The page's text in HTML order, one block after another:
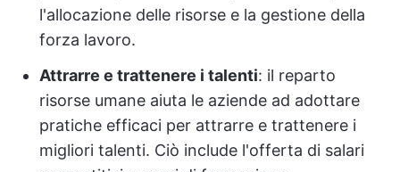
l'allocazione delle risorse e la gestione della
forza lavoro.
Attrarre e trattenere i talenti: il reparto
risorse umane aiuta le aziende ad adottare
pratiche efficaci per attrarre e trattenere i
migliori talenti. Ciò include l'offerta di salari